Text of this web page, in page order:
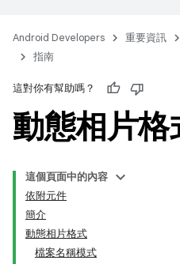
Android Developers 重要資訊
指南
這對你有幫助嗎？
動態相片格
這個頁面中的內容
依附元件
簡介
動態相片格式
檔案名稱模式